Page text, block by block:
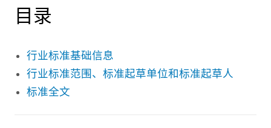
目录
行业标准基础信息
行业标准范围、标准起草单位和标准起草人
标准全文